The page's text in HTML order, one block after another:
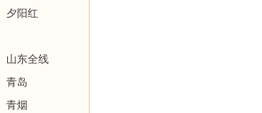
夕阳红
山东全线
青岛
青烟